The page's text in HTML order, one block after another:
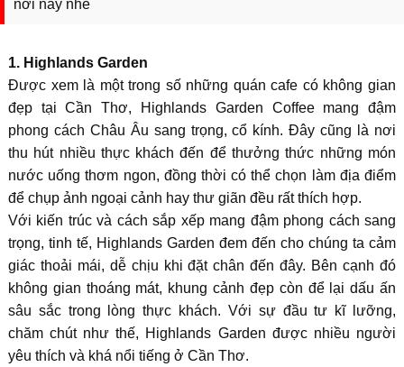
nơi này nhé
1. Highlands Garden
Được xem là một trong số những quán cafe có không gian
đẹp tại Cần Thơ, Highlands Garden Coffee mang đậm
phong cách Châu Âu sang trọng, cổ kính. Đây cũng là nơi
thu hút nhiều thực khách đến để thưởng thức những món
nước uống thơm ngon, đồng thời có thể chọn làm địa điểm
để chụp ảnh ngoại cảnh hay thư giãn đều rất thích hợp.
Với kiến trúc và cách sắp xếp mang đậm phong cách sang
trọng, tinh tế, Highlands Garden đem đến cho chúng ta cảm
giác thoải mái, dễ chịu khi đặt chân đến đây. Bên cạnh đó
không gian thoáng mát, khung cảnh đẹp còn để lại dấu ấn
sâu sắc trong lòng thực khách. Với sự đầu tư kĩ lưỡng,
chăm chút như thế, Highlands Garden được nhiều người
yêu thích và khá nổi tiếng ở Cần Thơ.